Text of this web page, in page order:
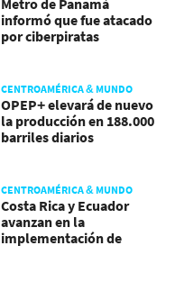
informó que fue atacado
por ciberpiratas
CENTROAMÉRICA & MUNDO
OPEP+ elevará de nuevo
la producción en 188.000
barriles diarios
CENTROAMÉRICA & MUNDO
Costa Rica y Ecuador
avanzan en la
implementación de